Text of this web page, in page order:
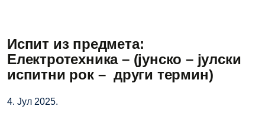
Испит из предмета:
Електротехника – (јунско – јулски
испитни рок – други термин)
4. Јул 2025.